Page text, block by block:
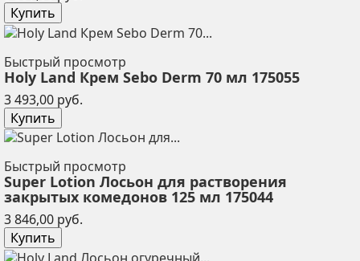
Купить
Быстрый просмотр
Holy Land Крем Sebo Derm 70 мл 175055
3 493,00 руб.
Купить
Быстрый просмотр
Super Lotion Лосьон для растворения
закрытых комедонов 125 мл 175044
3 846,00 руб.
Купить